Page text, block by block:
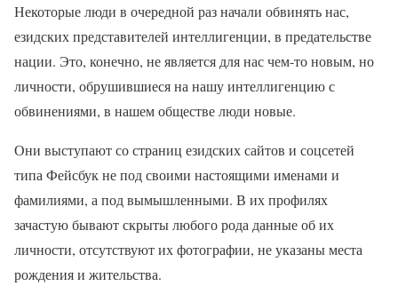
Некоторые люди в очередной раз начали обвинять нас,
езидских представителей интеллигенции, в предательстве
нации. Это, конечно, не является для нас чем-то новым, но
личности, обрушившиеся на нашу интеллигенцию с
обвинениями, в нашем обществе люди новые.
Они выступают со страниц езидских сайтов и соцсетей
типа Фейсбук не под своими настоящими именами и
фамилиями, а под вымышленными. В их профилях
зачастую бывают скрыты любого рода данные об их
личности, отсутствуют их фотографии, не указаны места
рождения и жительства.